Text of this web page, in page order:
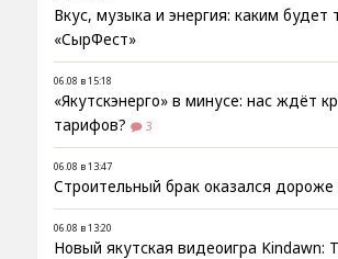
Вкус, музыка и энергия: каким будет
«СырФест»
06.08 в 15:18
«Якутскэнерго» в минусе: нас ждёт
тарифов?
3
06.08 в 13:47
Строительный брак оказался
06.08 в 13:20
Новый якутская видеоигра Kindawn: